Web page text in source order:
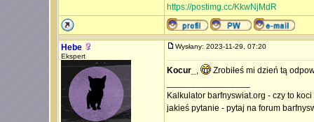
https://postimg.cc/KkwNjMdR
Hebe
Ekspert
Wysłany: 2023-11-29, 07:20
Kocur_ ,
Zrobiłeś mi dzień tą
Kalkulator barfnyswiat.org - czy to
jakieś pytanie - pytaj na forum